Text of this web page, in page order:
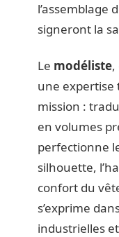
l’assemblage
signeront la
Le modéliste,
une expertise
mission :
en volumes
perfectionne
silhouette,
confort du
s’exprime
industrielles